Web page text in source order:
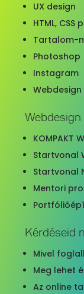
UX design
HTML,
Tartalom-
Photoshop
Instagram
KOMPAKT
Startvonal
Startvonal
Mentori
Kérdéseid
Mivel
Meg lehet
Az online